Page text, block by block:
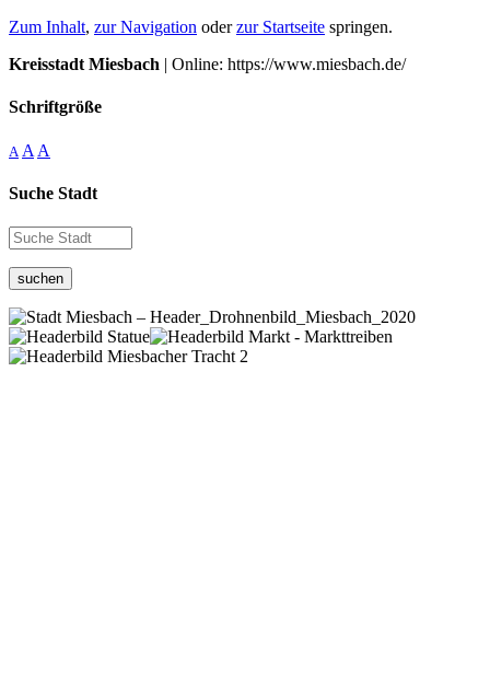
Zum Inhalt, zur Navigation oderzur Startseite springen.
Kreisstadt Miesbach | Online: https://www.miesbach.de/
Schriftgröße
A A A
Suche Stadt
suchen